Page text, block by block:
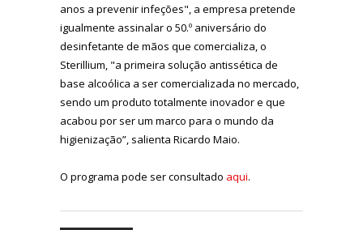
anos a prevenir infeções", a empresa pretende
igualmente assinalar o 50.º aniversário do
desinfetante de mãos que comercializa, o
Sterillium, "a primeira solução antissética de
base alcoólica a ser comercializada no mercado,
sendo um produto totalmente inovador e que
acabou por ser um marco para o mundo da
higienização”, salienta Ricardo Maio.
O programa pode ser consultado aqui.